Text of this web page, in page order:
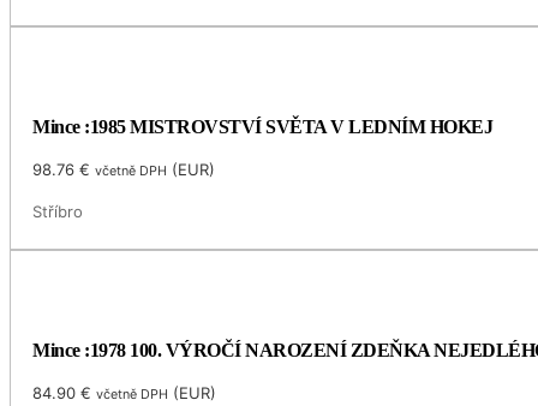
Mince :1985 MISTROVSTVÍ SVĚTA V LEDNÍM HOKEJ
98.76€ včetně DPH (EUR)
Stříbro
Mince :1978 100. VÝROČÍ NAROZENÍ ZDEŇKA
84.90€ včetně DPH (EUR)